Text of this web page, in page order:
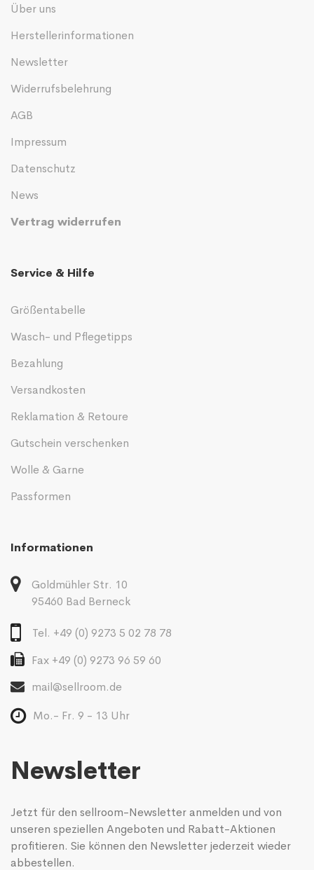
Über uns
Herstellerinformationen
Newsletter
Widerrufsbelehrung
AGB
Impressum
Datenschutz
News
Vertrag widerrufen
Service & Hilfe
Größentabelle
Wasch- und Pflegetipps
Bezahlung
Versandkosten
Reklamation & Retoure
Gutschein verschenken
Wolle & Garne
Passformen
Informationen
Goldmühler Str. 10
95460 Bad Berneck
Tel. +49 (0) 9273 5 02 78 78
Fax +49 (0) 9273 96 59 60
mail@sellroom.de
Mo.- Fr. 9 - 13 Uhr
Newsletter
Jetzt für den sellroom-Newsletter anmelden und von
unseren speziellen Angeboten und Rabatt-Aktionen
profitieren. Sie können den Newsletter jederzeit wieder
abbestellen.